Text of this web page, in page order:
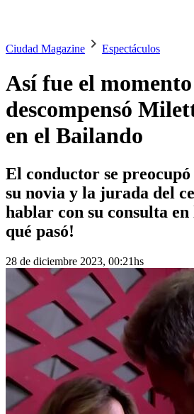
Ciudad Magazine Espectáculos
Así fue el momento
descompensó
en el Bailando
El conductor se
su novia y la jurada del
hablar con su consulta
qué pasó!
28 de diciembre 2023, 00:21hs